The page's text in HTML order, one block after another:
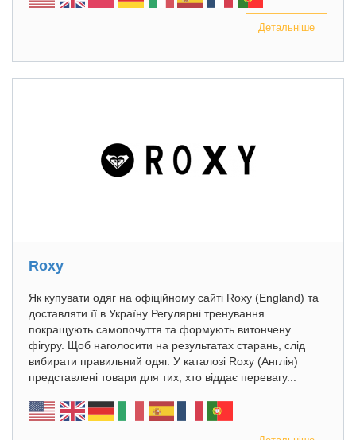
Детальніше
Roxy
Як купувати одяг на офіційному сайті Roxy (England) та
доставляти її в Україну Регулярні тренування
покращують самопочуття та формують витончену
фігуру. Щоб наголосити на результатах старань, слід
вибирати правильний одяг. У каталозі Roxy (Англія)
представлені товари для тих, хто віддає перевагу...